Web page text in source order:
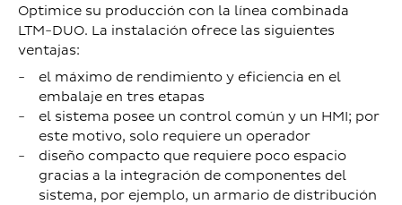
Optimice su producción con la línea combinada
LTM-DUO. La instalación ofrece las siguientes
ventajas:
el máximo de rendimiento y eficiencia en el
embalaje en tres etapas
el sistema posee un control común y un HMI; por
este motivo, solo requiere un operador
diseño compacto que requiere poco espacio
gracias a la integración de componentes del
sistema, por ejemplo, un armario de distribución